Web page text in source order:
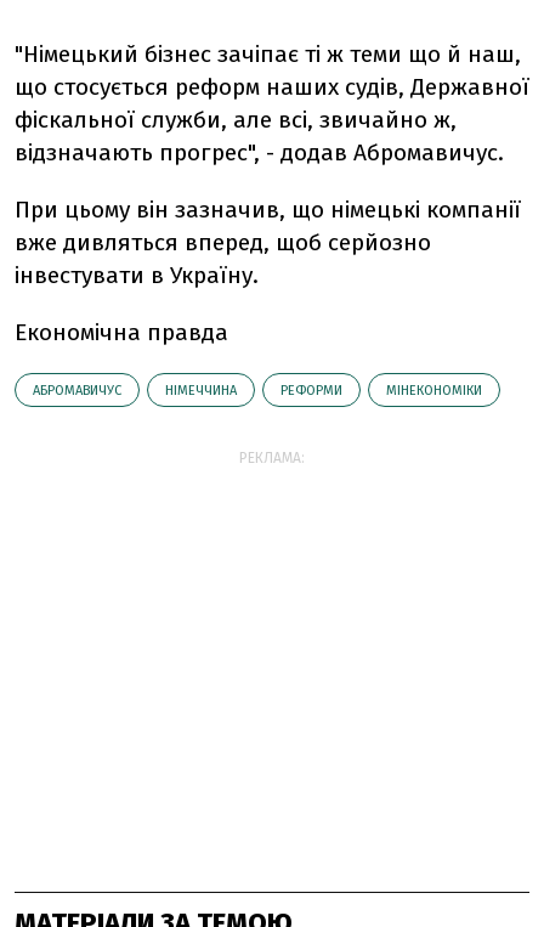
"Німецький бізнес зачіпає ті ж теми що й наш,
що стосується реформ наших судів, Державної
фіскальної служби, але всі, звичайно ж,
відзначають прогрес", - додав Абромавичус.
При цьому він зазначив, що німецькі компанії
вже дивляться вперед, щоб серйозно
інвестувати в Україну.
Економічна правда
АБРОМАВИЧУС НІМЕЧЧИНА РЕФОРМИ МІНЕКОНОМІКИ
РЕКЛАМА: